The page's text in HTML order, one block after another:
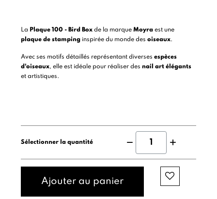
La Plaque 100 - Bird Boxde la marque Moyraest une
plaque de stampinginspirée du monde des oiseaux.
Avec ses motifs détaillés représentant diverses espèces
d'oiseaux, elle est idéale pour réaliser des nail art élégants
et artistiques.
Sélectionner la quantité
Ajouter au panier